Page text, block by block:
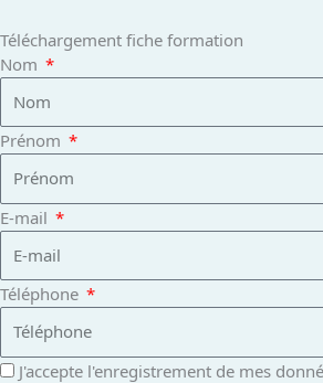
k a
m
n
Téléchargement fiche formation
Nom
Prénom
E-mail
Téléphone
J'accepte l'enregistrement de mes